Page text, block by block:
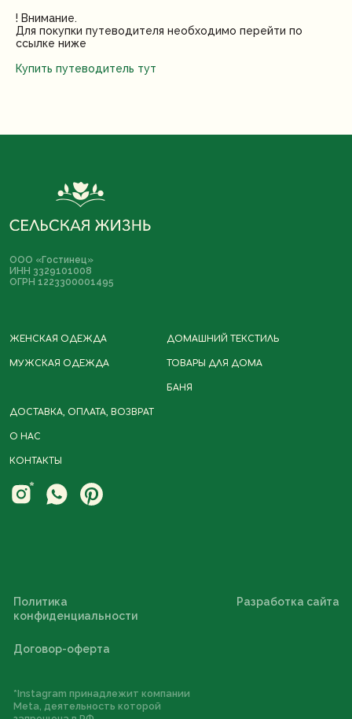
! Внимание.
Для покупки путеводителя необходимо перейти по
ссылке ниже
Купить путеводитель тут
ООО «Гостинец»
ИНН 3329101008
ОГРН 1223300001495
ЖЕНСКАЯ ОДЕЖДА
МУЖСКАЯ ОДЕЖДА
ДОМАШНИЙ ТЕКСТИЛЬ
ТОВАРЫ ДЛЯ ДОМА
БАНЯ
ДОСТАВКА, ОПЛАТА, ВОЗВРАТ
О НАС
КОНТАКТЫ
Политика
Договор-оферта